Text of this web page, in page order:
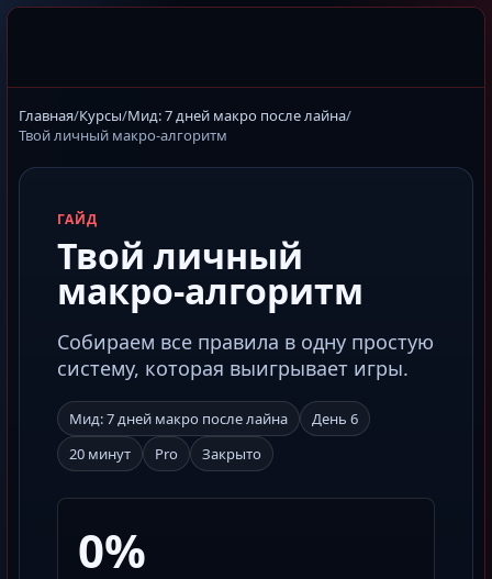
Главная/Курсы/Мид: 7 дней макро после лайна/
Твой личный макро-алгоритм
ГАЙД
Твой личный
макро-алгоритм
Собираем все правила в одну простую
систему, которая выигрывает игры.
Мид: 7 дней макро после лайна
День 6
20 минут
Pro Закрыто
0%